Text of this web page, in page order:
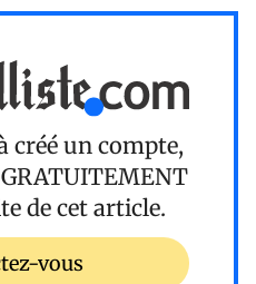
créé un compte,
GRATUITEMENT
de cet article.
vous